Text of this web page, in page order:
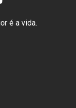
é a vida.